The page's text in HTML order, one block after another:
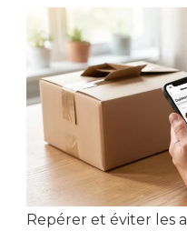
Repérer et éviter les